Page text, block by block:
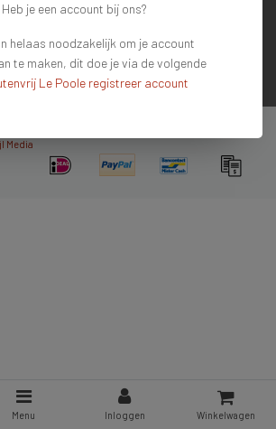
Media
Menu Inloggen Winkelwagen
Heb je een account bij ons?
helaas noodzakelijk om je account
te maken, dit doe je via de volgende
Le Poole registreer account